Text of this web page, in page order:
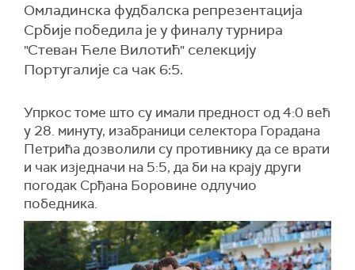
Омладинска фудбалска репрезентација
Србије победила је у финалу турнира
"Стеван Ћеле Вилотић" селекцију
Португалије са чак 6:5.
Упркос томе што су имали предност од 4:0 већ
у 28. минуту, изабраници селектора Горадана
Петрића дозволили су противнику да се врати
и чак изједначи на 5:5, да би на крају други
погодак Срђана Боровине одлучио
победника.